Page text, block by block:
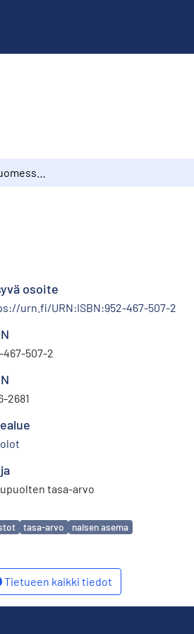
osoite
urn.fi/URN:ISBN:952-467-507-2
467-507-2
2681
tasa-arvo
tasa-arvo naisen asema
Tietueen kaikki tiedot